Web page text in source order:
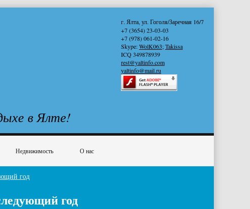
г. Ялта, ул. Гоголя/Заречная 16/7
+7 (3654) 23-03-03
+7 (978) 061-02-16
Skype:WolK063;Takissa
ICQ 349878939
rest@yaltinfo.com
yaltinfo@mail.ru
в Ялте!
Недвижимость О нас
год
год